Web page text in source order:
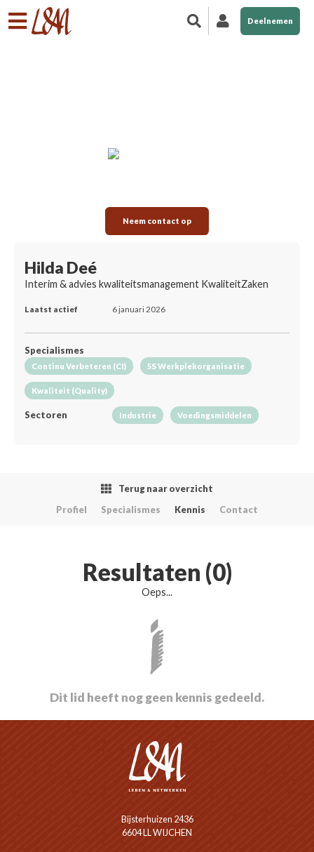
Deelnemen
Neem contact op
Hilda Deé
Interim & advies kwaliteitsmanagement KwaliteitZaken
Laatst actief 6 januari 2026
Specialismes
Continu Verbeteren (CI) 5S Werkplekorganisatie
Kwaliteit (Quality)
Sectoren Industrie Voedingsmiddelen
Terug naar overzicht
Profiel
Specialismes Kennis Contact
Resultaten (0)
Oeps...
Dit lid heeft nog geen kennis gedeeld.
Bijsterhuizen 2436
6604 LL WIJCHEN